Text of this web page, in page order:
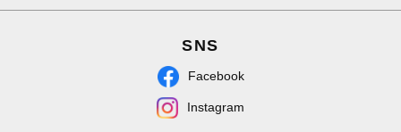
SNS
Facebook
Instagram